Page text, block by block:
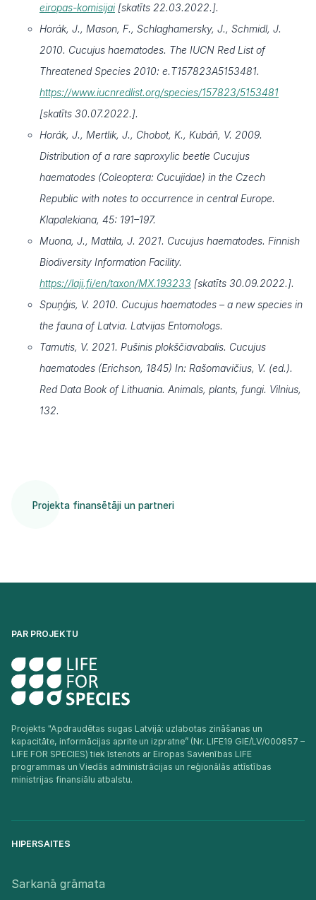
eiropas-komisijai[skatīts 22.03.2022.].
Horák, J., Mason, F., Schlaghamersky, J., Schmidl, J.
2010. Cucujus haematodes. The IUCN Red List of
Threatened Species 2010: e.T157823A5153481.
https://www.iucnredlist.org/species/157823/5153481
[skatīts 30.07.2022.].
Horák, J., Mertlik, J., Chobot, K., Kubáň, V. 2009.
Distribution of a rare saproxylic beetle Cucujus
haematodes (Coleoptera: Cucujidae) in the Czech
Republic with notes to occurrence in central Europe.
Klapalekiana, 45: 191–197.
Muona, J., Mattila, J. 2021. Cucujus haematodes. Finnish
Biodiversity Information Facility.
https://laji.fi/en/taxon/MX.193233 [skatīts 30.09.2022.].
Spuņģis, V. 2010. Cucujus haematodes – a new species in
the fauna of Latvia. Latvijas Entomologs.
Tamutis, V. 2021. Pušinis plokščiavabalis. Cucujus
haematodes (Erichson, 1845) In: Rašomavičius, V. (ed.).
Red Data Book of Lithuania. Animals, plants, fungi. Vilnius,
132.
Projekta finansētāji un partneri
PAR PROJEKTU
Projekts "Apdraudētas sugas Latvijā: uzlabotas zināšanas un
kapacitāte, informācijas aprite un izpratne” (Nr. LIFE19 GIE/LV/000857 –
LIFE FOR SPECIES) tiek īstenots ar Eiropas Savienības LIFE
programmas un Viedās administrācijas un reģionālās attīstības
ministrijas finansiālu atbalstu.​
HIPERSAITES
Sarkanā grāmata